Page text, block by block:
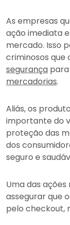
As empresas
ação imediata
mercado. Isso
criminosos
segurança
mercadorias.
Aliás, os
importante do
proteção das
dos
seguro e
Uma das ações
assegurar que
pelo checkout,